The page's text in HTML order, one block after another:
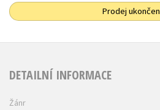
Prodej ukončen
DETAILNÍ INFORMACE
Žánr